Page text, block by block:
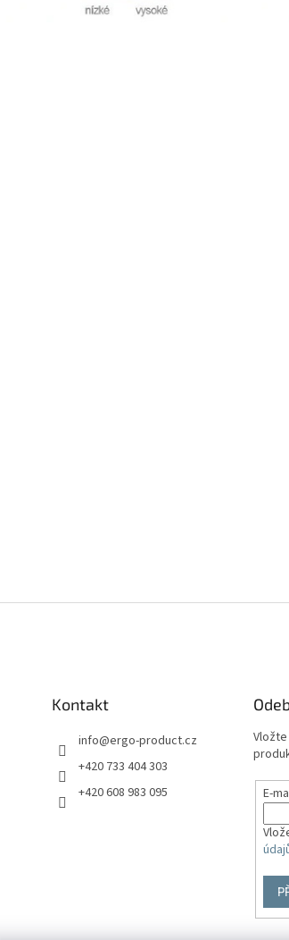
Kontakt
info@ergo-product.cz
+420 733 404 303
+420 608 983 095
E-